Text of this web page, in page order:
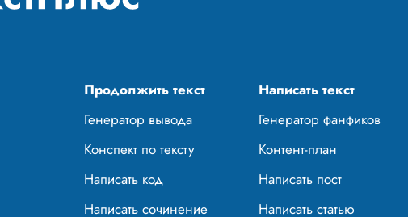
Продолжить текст Написать текст
Генератор вывода
Генератор фанфиков
Конспект по тексту
Контент-план
Написать код
Написать пост
Написать сочинение
Написать статью